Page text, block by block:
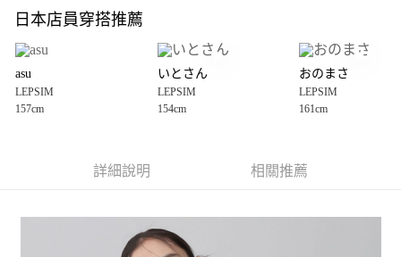
全盈+PAY
大哥付你分期
1.本服務由台灣大哥大提供，台灣大哥大用戶可立即使用無須另外申請。
2.付款方式選擇「大哥付你分期」，訂單成立後會自動跳轉到大哥付的交易
3.實際核准額度、可分期數及費用金額請依後續交易確認頁面所載為準。
4.訂單成立30分鐘內，如未前往確認交易或遇審核未通過，訂單將自動取
1.分期款項不併入電信帳單，「大哥付你分期」於每月結算日後寄送繳費提
AFTEE先享後付
３．安心：先確認商品／服務後，再付款。
【「AFTEE先享後付」結帳流程】
每筆NT$80，滿NT$1,500(含以上)免運費
日本店員穿搭推薦
asu
LEPSIM
157cm
いとさん
LEPSIM
154cm
おのまさ
LEPSIM
161cm
詳細說明 相關推薦